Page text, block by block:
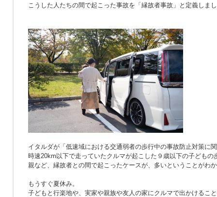
こうした人たちの間で起こった事故を「縁故者事故」と定義しま
イタルダが「低速域における交通弱者の歩行中の事故防止対策に
時速20km以下で走っていたクルマが起こした９歳以下の子どもの
親など、縁故者との間で起こったケースが、多いということがわ
もうすぐ夏休み。
子どもと行楽地や、実家や親族や友人の家にクルマで出かけるこ